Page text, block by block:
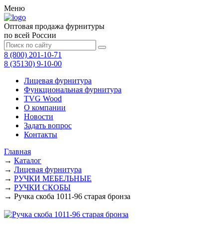
Меню
Оптовая продажа фурнитуры
по всей России
8 (800) 201-10-71
8 (35130) 9-10-00
Лицевая фурнитура
Функциональная фурнитура
TVG Wood
О компании
Новости
Задать вопрос
Контакты
Главная
→ Каталог
→ Лицевая фурнитура
→ РУЧКИ МЕБЕЛЬНЫЕ
→ РУЧКИ СКОБЫ
→ Ручка скоба 1011-96 старая бронза